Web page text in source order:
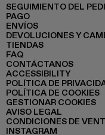
SEGUIMIENTO DEL
PAGO
ENVÍOS
DEVOLUCIONES Y
TIENDAS
FAQ
CONTÁCTANOS
ACCESSIBILITY
POLÍTICA DE
POLÍTICA DE COOKIES
GESTIONAR COOKIES
AVISO LEGAL
CONDICIONES DE
INSTAGRAM